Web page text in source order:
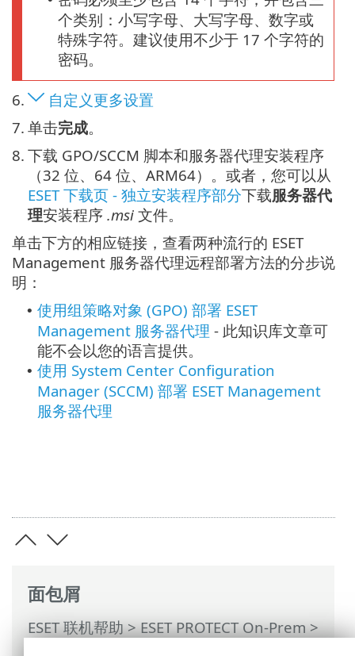
面包屑
ESET 联机帮助>ESET PROTECT On-Prem>
个类别：小写字母、大写字母、数字或
特殊字符。建议使用不少于 17 个字符的
密码。
6.
自定义更多设置
7. 单击完成。
8. 下载 GPO/SCCM 脚本和服务器代理安装程序
（32 位、64 位、ARM64）。或者，您可以从
ESET 下载页 - 独立安装程序部分下载服务器代
理安装程序 .msi 文件。
单击下方的相应链接，查看两种流行的 ESET
Management 服务器代理远程部署方法的分步说
明：
• 使用组策略对象 (GPO) 部署 ESET
Management 服务器代理 - 此知识库文章可
能不会以您的语言提供。
• 使用 System Center Configuration
Manager (SCCM) 部署 ESET Management
服务器代理